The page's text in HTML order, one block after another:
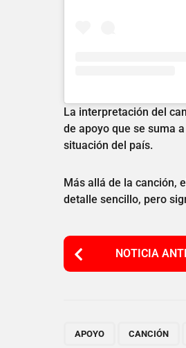
La interpretación del
de apoyo que se suma
situación del país.
Más allá de la canción,
detalle sencillo, pero
P
o
P
NOTICIA
APOYO CANCIÓN